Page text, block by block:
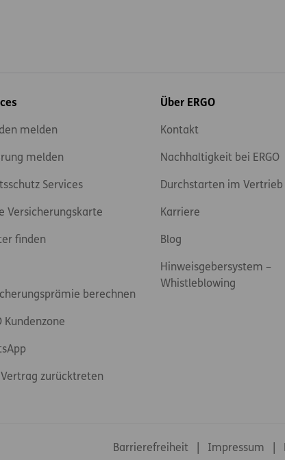
melden
melden
Services
Versicherungskarte
finden
berechnen
Kundenzone
zurücktreten
Über ERGO
Kontakt
Nachhaltigkeit bei ERGO
Durchstarten im Vertrieb
Karriere
Blog
Hinweisgebersystem –
Whistleblowing
Footer-Links
Barrierefreiheit Impressum